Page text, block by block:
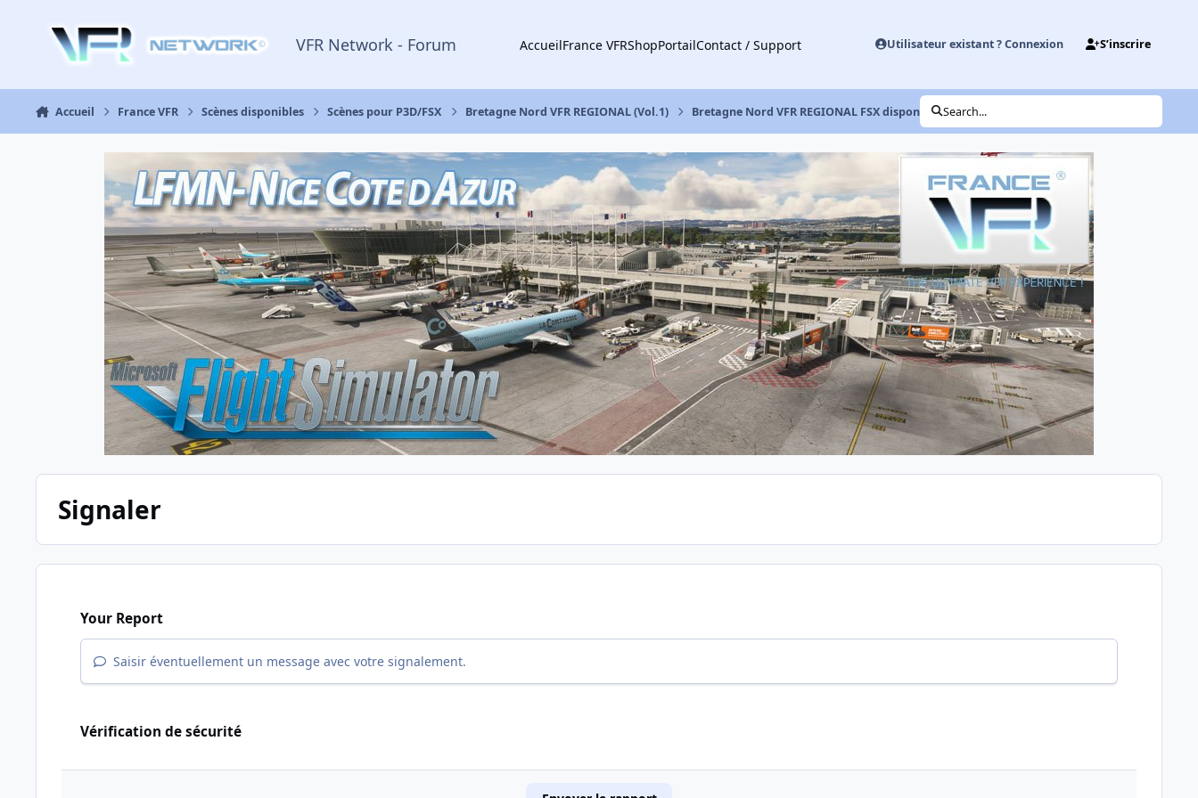
VFR Network - Forum AccueilFrance VFRShopPortailContact / Support Utilisateur existant ? Connexion S’inscrire
Accueil France VFR Scènes disponibles Scènes pour P3D/FSX Bretagne Nord VFR REGIONAL (Vol.1) Bretagne Nord VFR REGIONAL FSX disponible !Search...
Signaler
Your Report
Saisir éventuellement un message avec votre signalement.
Vérification de sécurité